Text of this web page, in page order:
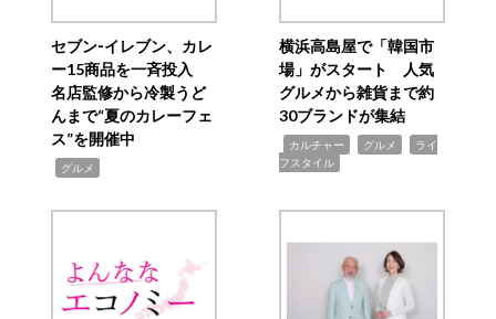
セブン‐イレブン、カレ
ー15商品を一斉投入
名店監修から冷製うど
んまで“夏のカレーフェ
ス”を開催中
グルメ
横浜高島屋で「韓国市
場」がスタート 人気
グルメから雑貨まで約
30ブランドが集結
カルチャー グルメ
ライ
フスタイル